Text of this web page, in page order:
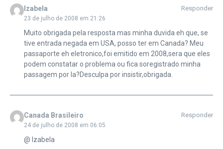
Izabela
23 de julho de 2008 em 21:26
Responder
Muito obrigada pela resposta mas minha duvida eh que, se
tive entrada negada em USA, posso ter em Canada? Meu
passaporte eh eletronico,foi emitido em 2008,sera que eles
podem constatar o problema ou fica soregistrado minha
passagem por la?Desculpa por insistir,obrigada.
Canada Brasileiro
24 de julho de 2008 em 06:05
Responder
@ Izabela